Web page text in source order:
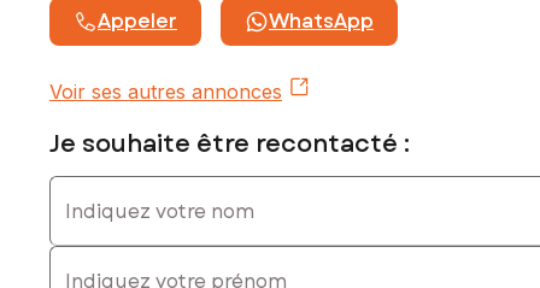
www.georisques.gouv.fr
Honoraires charge vendeur
Contactez votre conseiller SAFTI : Marion THIERCELIN, Tél. :
Agent commercial immatriculé au RSAC de ORLÉANS sous le
numéro 840 222 814
Appeler WhatsApp
Voir ses autres annonces
Je souhaite être recontacté :
Indiquez votre nom
Indiquez votre prénom